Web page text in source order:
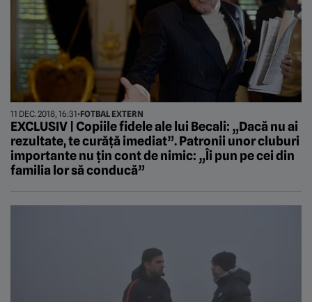
11 DEC. 2018, 16:31•FOTBAL EXTERN
EXCLUSIV | Copiile fidele ale lui Becali: „Dacă nu ai
rezultate, te curăță imediat”. Patronii unor cluburi
importante nu țin cont de nimic: „Îi pun pe cei din
familia lor să conducă”